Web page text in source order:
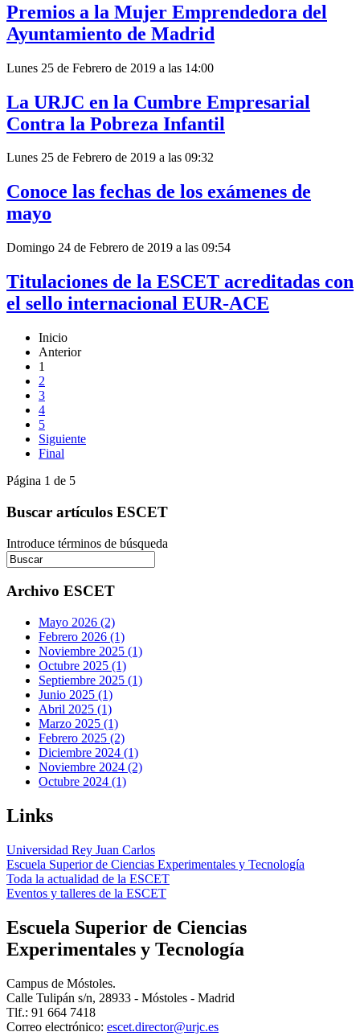
Premios a la Mujer Emprendedora del
Ayuntamiento de Madrid
Lunes 25 de Febrero de 2019 a las 14:00
La URJC en la Cumbre Empresarial
Contra la Pobreza Infantil
Lunes 25 de Febrero de 2019 a las 09:32
Conoce las fechas de los exámenes de
mayo
Domingo 24 de Febrero de 2019 a las 09:54
Titulaciones de la ESCET acreditadas con
el sello internacional EUR-ACE
Inicio
Anterior
1
2
3
4
5
Siguiente
Final
Página 1 de 5
Buscar artículos ESCET
Introduce términos de búsqueda
Archivo ESCET
Mayo 2026 (2)
Febrero 2026 (1)
Noviembre 2025 (1)
Octubre 2025 (1)
Septiembre 2025 (1)
Junio 2025 (1)
Abril 2025 (1)
Marzo 2025 (1)
Febrero 2025 (2)
Diciembre 2024 (1)
Noviembre 2024 (2)
Octubre 2024 (1)
Links
Universidad Rey Juan Carlos
Escuela Superior de Ciencias Experimentales y Tecnología
Toda la actualidad de la ESCET
Eventos y talleres de la ESCET
Escuela Superior de Ciencias
Experimentales y Tecnología
Campus de Móstoles.
Calle Tulipán s/n, 28933 - Móstoles - Madrid
Tlf.: 91 664 7418
Correo electrónico: